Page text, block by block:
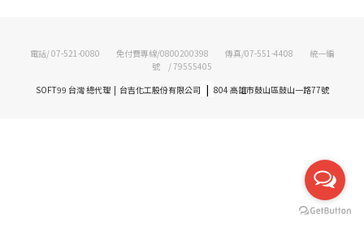
電話/ 07-521-0080 免付費專線/0800200398 傳真/07-551-4408 統一編
號 / 79555405
SOFT99 台灣 總代理 | 台吉化工股份有限公司 | 804 高雄市鼓山區鼓山一路77號